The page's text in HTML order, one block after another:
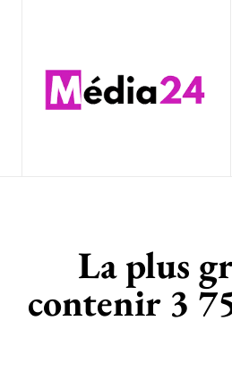
La plus
contenir 3